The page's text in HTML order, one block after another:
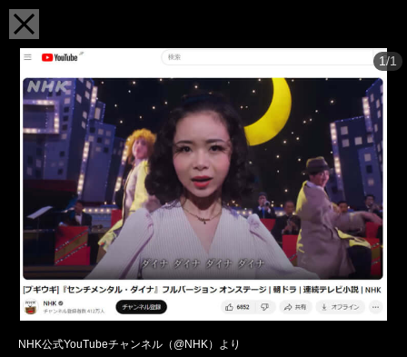
1/1
NHK公式YouTubeチャンネル（@NHK）より